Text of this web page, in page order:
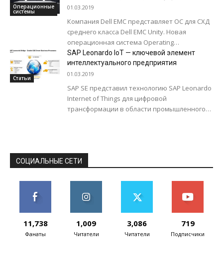
Операционные
системы
данными
01.03.2019
Компания Dell EMC представляет ОС для СХД
среднего класса Dell EMC Unity. Новая
операционная система Operating
Environment 4.5 с расширенными
программными функциями защиты и...
Статьи
SAP Leonardo IoT — ключевой элемент
интеллектуального предприятия
01.03.2019
SAP SE представил технологию SAP Leonardo
Internet of Things для цифровой
трансформации в области промышленного
СОЦИАЛЬНЫЕ СЕТИ
11,738
Фанаты
1,009
Читатели
3,086
Читатели
719
Подписчики